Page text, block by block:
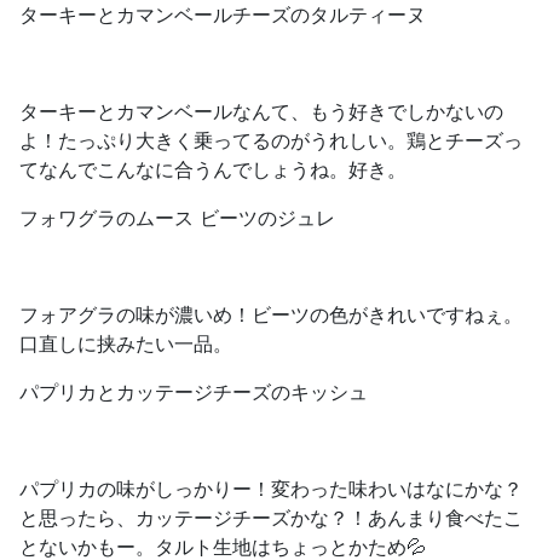
ターキーとカマンベールチーズのタルティーヌ
ターキーとカマンベールなんて、もう好きでしかないの
よ！たっぷり大きく乗ってるのがうれしい。鶏とチーズっ
てなんでこんなに合うんでしょうね。好き。
フォワグラのムース ビーツのジュレ
フォアグラの味が濃いめ！ビーツの色がきれいですねぇ。
口直しに挟みたい一品。
パプリカとカッテージチーズのキッシュ
パプリカの味がしっかりー！変わった味わいはなにかな？
と思ったら、カッテージチーズかな？！あんまり食べたこ
とないかもー。タルト生地はちょっとかため💦